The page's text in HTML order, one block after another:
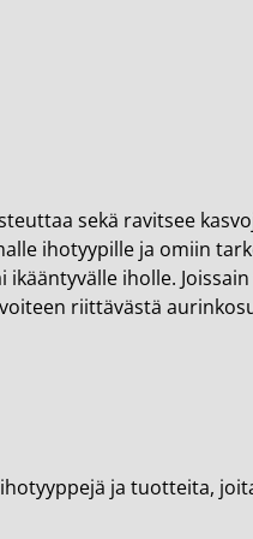
sekä ravitsee
ihotyypille ja omiin
iholle.
riittävästä
ja tuotteita,